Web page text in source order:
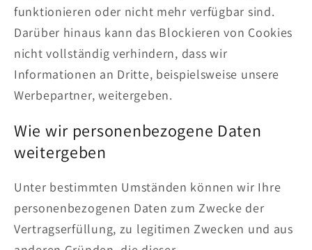
funktionieren oder nicht mehr verfügbar sind.
Darüber hinaus kann das Blockieren von Cookies
nicht vollständig verhindern, dass wir
Informationen an Dritte, beispielsweise unsere
Werbepartner, weitergeben.
Wie wir personenbezogene Daten
weitergeben
Unter bestimmten Umständen können wir Ihre
personenbezogenen Daten zum Zwecke der
Vertragserfüllung, zu legitimen Zwecken und aus